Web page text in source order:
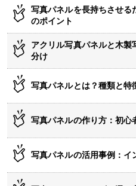
写真パネルを長持ちさせる
のポイント
アクリル写真パネルと木
分け
写真パネルとは？種類と特
写真パネルの作り方：初心
写真パネルの活用事例：イ